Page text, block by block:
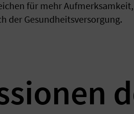
für mehr
der Gesundheitsversorgung.